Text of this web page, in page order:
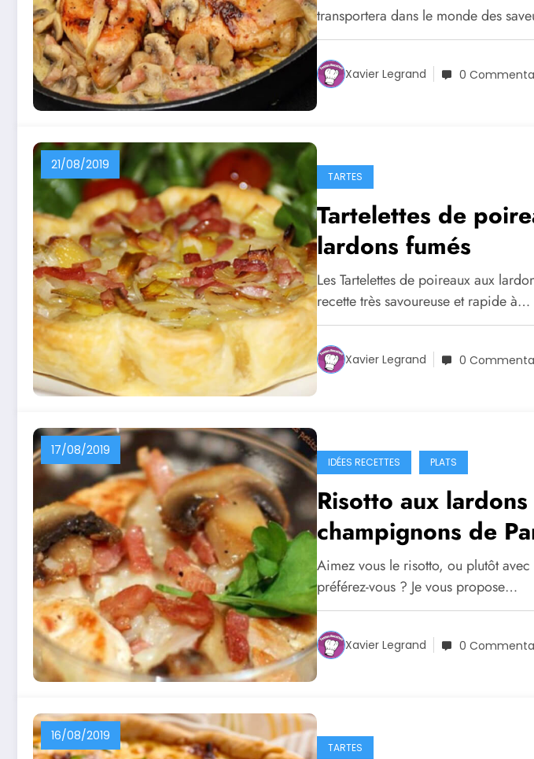
transportera dans le monde des
Xavier Legrand 0
21/08/2019
TARTES
Tartelettes de
lardons fumés
Les Tartelettes de poireaux aux
recette très savoureuse et rapide à…
Xavier Legrand 0
17/08/2019
IDÉES RECETTES PLATS
Risotto aux
champignons de
Aimez vous le risotto, ou plutôt
préférez-vous ? Je vous propose…
Xavier Legrand 0
16/08/2019
TARTES